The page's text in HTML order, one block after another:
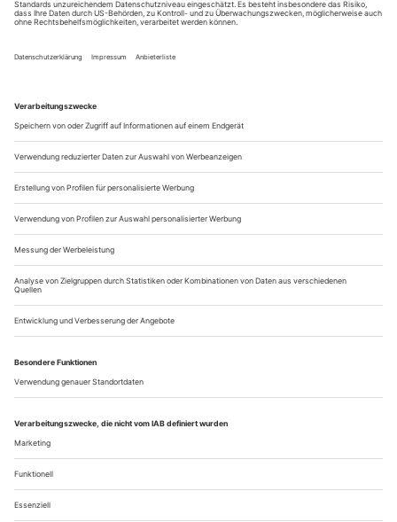
die giselle
des Königlich Dänischen Balletts gastiert an der Semperoper
eingerichtete Schau stiehlt ihr ein Pas de deux, bestehend aus
Ihrer Majestät Königin Margrethe II. von Dänemark und
Ihrer Königlichen Hoheit Prinzessin Benedikte....
Erste Schritte - Maria Walser
«... unser Aushängeschild», sagt die Tanzcompagnie Oldenburg. Weil
die Tochter aus der Theaterfamilie das darstellerische Talent geerbt
hat und vor Ideen übersprudelt. Eine junge Künstlerin mit
beeindruckendem Spektrum.
«Ist Tanz noch das, was ich will, und wie kann es
weitergehen?» Maria Walser – im Ensemble der
Tanzcompagnie Oldenburg – begreift ihre Frage als Chance.
«Das Suchen dauert doch ein Leben lang.» Mit ihren 25
Jahren hat die intelligente und quirlig kraftvolle, darstellerisch
auffallend begabte Tänzerin sich künstlerisch schon innerhalb
und außerhalb des Theaters...
Über uns Kontakt Kritikerumfrage Newsletter